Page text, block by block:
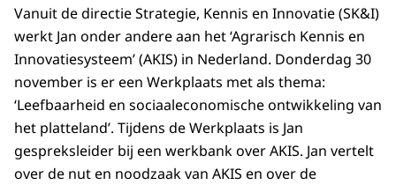
Vanuit de directie Strategie, Kennis en Innovatie (SK&I)
werkt Jan onder andere aan het ‘Agrarisch Kennis en
Innovatiesysteem’ (AKIS) in Nederland. Donderdag 30
november is er een Werkplaats met als thema:
‘Leefbaarheid en sociaaleconomische ontwikkeling van
het platteland’. Tijdens de Werkplaats is Jan
gespreksleider bij een werkbank over AKIS. Jan vertelt
over de nut en noodzaak van AKIS en over de